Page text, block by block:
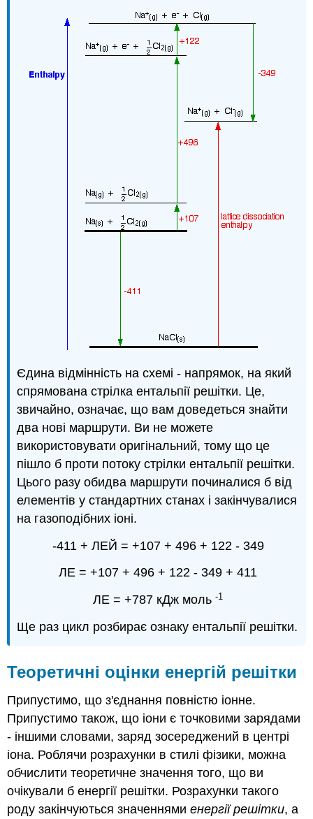
Єдина відмінність на схемі - напрямок, на який
спрямована стрілка ентальпії решітки. Це,
звичайно, означає, що вам доведеться знайти
два нові маршрути. Ви не можете
використовувати оригінальний, тому що це
пішло б проти потоку стрілки ентальпії решітки.
Цього разу обидва маршрути починалися б від
елементів у стандартних станах і закінчувалися
на газоподібних іоні.
-411 + ЛЕЙ = +107 + 496 + 122 - 349
ЛЕ = +107 + 496 + 122 - 349 + 411
ЛЕ = +787 кДж моль -1
Ще раз цикл розбирає ознаку ентальпії решітки.
Теоретичні оцінки енергій решітки
Припустимо, що з'єднання повністю іонне.
Припустимо також, що іони є точковими зарядами
- іншими словами, заряд зосереджений в центрі
іона. Роблячи розрахунки в стилі фізики, можна
обчислити теоретичне значення того, що ви
очікували б енергії решітки. Розрахунки такого
роду закінчуються значеннямиенергії решітки, а